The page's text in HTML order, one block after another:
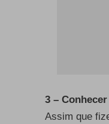
3 –
Assim que